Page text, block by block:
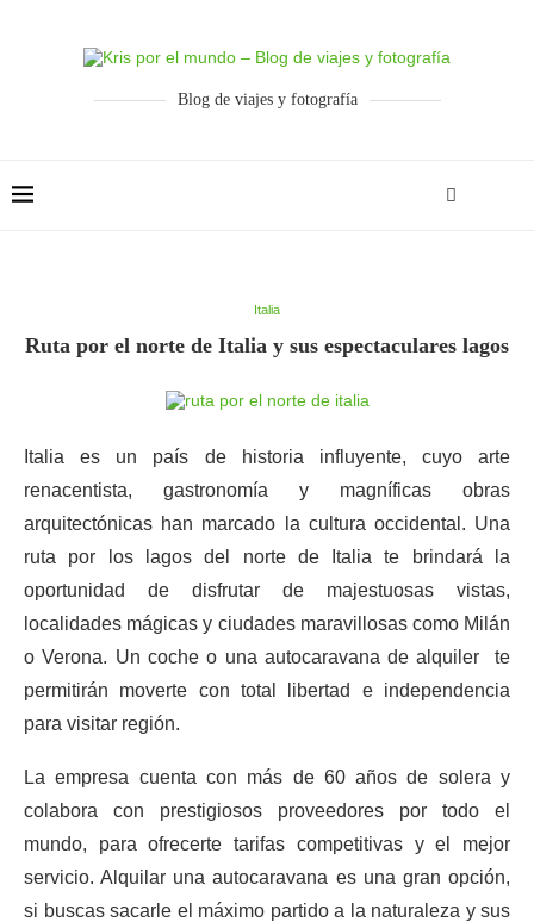
Blog de viajes y fotografía
Italia
Ruta por el norte de Italia y sus espectaculares lagos
Italia es un país de historia influyente, cuyo arte
renacentista, gastronomía y magníficas obras
arquitectónicas han marcado la cultura occidental. Una
ruta por los lagos del norte de Italia te brindará la
oportunidad de disfrutar de majestuosas vistas,
localidades mágicas y ciudades maravillosas como Milán
o Verona. Un coche o una autocaravana de alquiler te
permitirán moverte con total libertad e independencia
para visitar región.
La empresa cuenta con más de 60 años de solera y
colabora con prestigiosos proveedores por todo el
mundo, para ofrecerte tarifas competitivas y el mejor
servicio. Alquilar una autocaravana es una gran opción,
si buscas sacarle el máximo partido a la naturaleza y sus